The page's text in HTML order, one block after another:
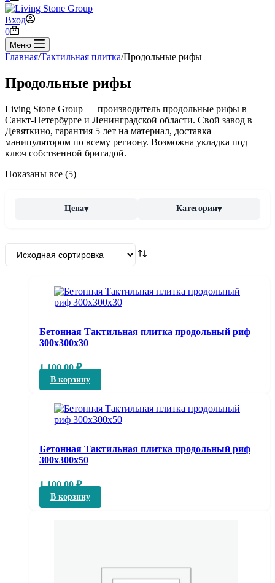
Вход
Корзина
0
Меню
Главная/Тактильная плитка/Продольные рифы
Продольные рифы
Living Stone Group — производитель продольные рифы в
Санкт-Петербурге и Ленинградской области. Свой завод в
Девяткино, гарантия 5 лет на материал, доставка
манипулятором по всему региону. Возможна укладка под
ключ собственной бригадой.
Показаны все (5)
Цена▾ Категории▾
Бетонная Тактильная плитка продольный риф
300х300х30
1 100,00₽
В корзину
Бетонная Тактильная плитка продольный риф
300х300х50
1 100,00₽
В корзину